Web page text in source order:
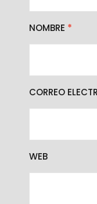
NOMBRE *
CORREO
WEB